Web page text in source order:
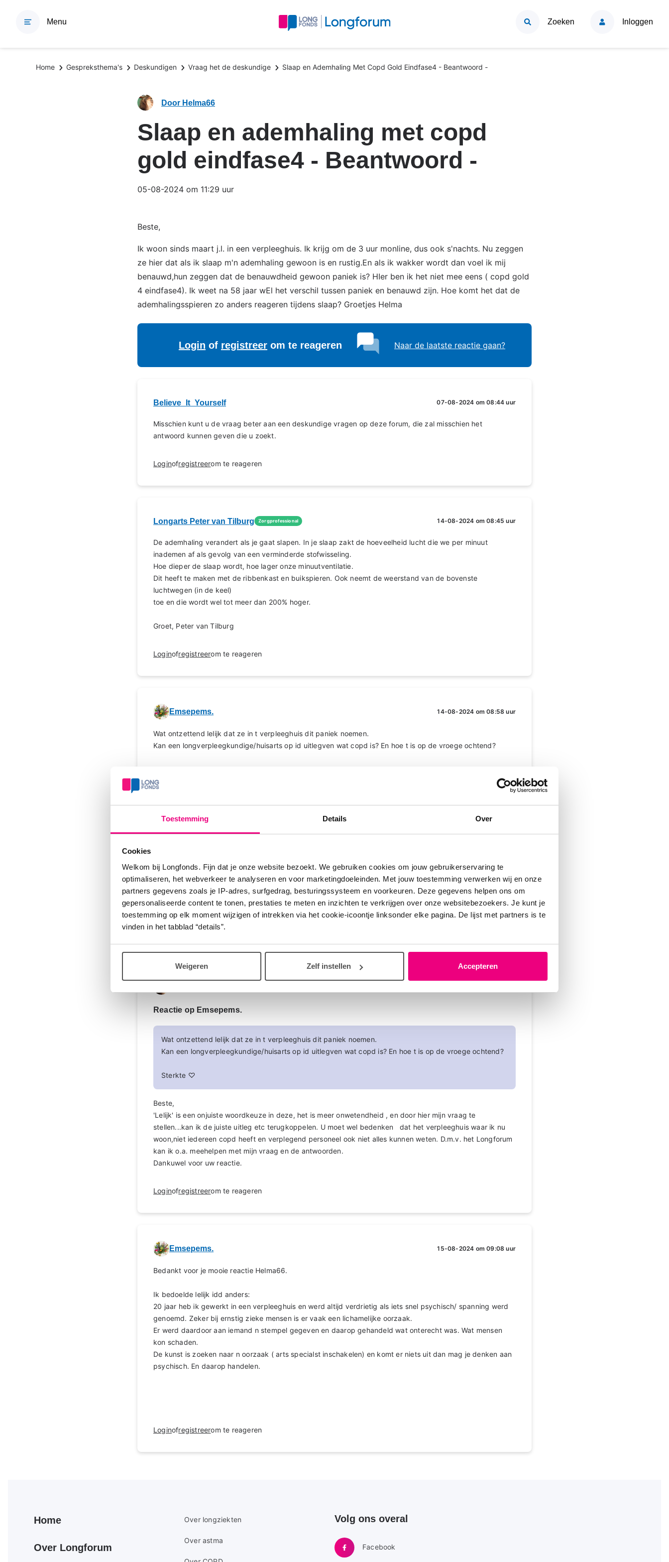
Toestemming Details Over
Cookies
Welkom bij Longfonds. Fijn dat je onze website bezoekt. We gebruiken cookies om jouw gebruikerservaring te
optimaliseren, het webverkeer te analyseren en voor marketingdoeleinden. Met jouw toestemming verwerken wij en onze
partners gegevens zoals je IP-adres, surfgedrag, besturingssysteem en voorkeuren. Deze gegevens helpen ons om
gepersonaliseerde content te tonen, prestaties te meten en inzichten te verkrijgen over onze websitebezoekers. Je kunt je
toestemming op elk moment wijzigen of intrekken via het cookie-icoontje linksonder elke pagina. De lijst met partners is te
vinden in het tabblad “details”.
Weigeren Zelf instellen Accepteren
Menu Zoeken Inloggen
Kruimelpad
Home Gespreksthema's Deskundigen Vraag het de deskundige Slaap en Ademhaling Met Copd Gold Eindfase4 - Beantwoord -
Door Helma66
Slaap en ademhaling met copd
gold eindfase4 - Beantwoord -
05-08-2024 om 11:29 uur
Beste,
Ik woon sinds maart j.l. in een verpleeghuis. Ik krijg om de 3 uur monline, dus ook s'nachts. Nu zeggen
ze hier dat als ik slaap m'n ademhaling gewoon is en rustig.En als ik wakker wordt dan voel ik mij
benauwd,hun zeggen dat de benauwdheid gewoon paniek is? HIer ben ik het niet mee eens ( copd gold
4 eindfase4). Ik weet na 58 jaar wEl het verschil tussen paniek en benauwd zijn. Hoe komt het dat de
ademhalingsspieren zo anders reageren tijdens slaap? Groetjes Helma
Login of registreer om te reageren Naar de laatste reactie gaan?
Believe_It_Yourself 07-08-2024 om 08:44 uur
Misschien kunt u de vraag beter aan een deskundige vragen op deze forum, die zal misschien het
antwoord kunnen geven die u zoekt.
Loginofregistreerom te reageren
Longarts Peter van Tilburg Zorgprofessional 14-08-2024 om 08:45 uur
De ademhaling verandert als je gaat slapen. In je slaap zakt de hoeveelheid lucht die we per minuut
inademen af als gevolg van een verminderde stofwisseling.
Hoe dieper de slaap wordt, hoe lager onze minuutventilatie.
Dit heeft te maken met de ribbenkast en buikspieren. Ook neemt de weerstand van de bovenste
luchtwegen (in de keel)
toe en die wordt wel tot meer dan 200% hoger.
Groet, Peter van Tilburg
Loginofregistreerom te reageren
Emsepems. 14-08-2024 om 08:58 uur
Wat ontzettend lelijk dat ze in t verpleeghuis dit paniek noemen.
Kan een longverpleegkundige/huisarts op id uitlegven wat copd is? En hoe t is op de vroege ochtend?
Beste,
Hartelijk bedankt voor de antwoorden zover, en excuses voor de typefouten. Helaas kan ik het niet
corrigeren zo te zien, in ieder geval ging het over o.a. morfine. In ieder geval bedankt.
Loginofregistreerom te reageren
Reactie op Emsepems.
Wat ontzettend lelijk dat ze in t verpleeghuis dit paniek noemen.
Kan een longverpleegkundige/huisarts op id uitlegven wat copd is? En hoe t is op de vroege ochtend?
Sterkte ♡
Beste,
'Lelijk' is een onjuiste woordkeuze in deze, het is meer onwetendheid , en door hier mijn vraag te
stellen...kan ik de juiste uitleg etc terugkoppelen. U moet wel bedenken dat het verpleeghuis waar ik nu
woon,niet iedereen copd heeft en verplegend personeel ook niet alles kunnen weten. D.m.v. het Longforum
kan ik o.a. meehelpen met mijn vraag en de antwoorden.
Dankuwel voor uw reactie.
Loginofregistreerom te reageren
Emsepems. 15-08-2024 om 09:08 uur
Bedankt voor je mooie reactie Helma66.
Ik bedoelde lelijk idd anders:
20 jaar heb ik gewerkt in een verpleeghuis en werd altijd verdrietig als iets snel psychisch/ spanning werd
genoemd. Zeker bij ernstig zieke mensen is er vaak een lichamelijke oorzaak.
Er werd daardoor aan iemand n stempel gegeven en daarop gehandeld wat onterecht was. Wat mensen
kon schaden.
De kunst is zoeken naar n oorzaak ( arts specialst inschakelen) en komt er niets uit dan mag je denken aan
psychisch. En daarop handelen.
Loginofregistreerom te reageren
Primair
menu
Home
Over Longforum
Secundaire
menu
Over longziekten
Over astma
Volg ons overal
Facebook